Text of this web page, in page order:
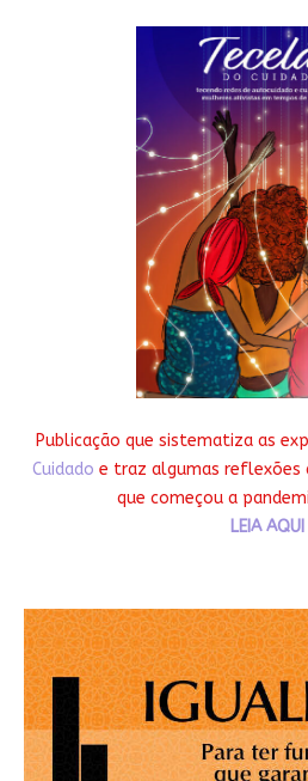
Publicação que sistematiza as
Cuidado e traz algumas reflexões
que começou a
LEIA AQUI